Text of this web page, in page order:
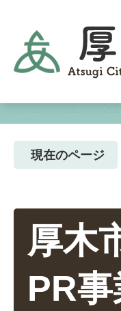
現在のページ
厚木
PR